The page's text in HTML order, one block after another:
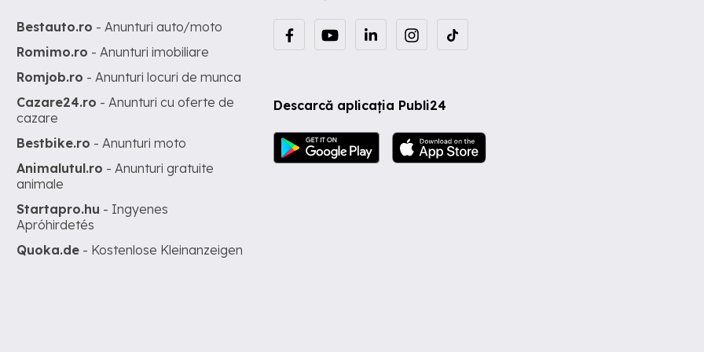
Descarcă aplicația Publi24
Bestauto.ro - Anunturi auto/moto
Romimo.ro - Anunturi imobiliare
Romjob.ro - Anunturi locuri de munca
Cazare24.ro - Anunturi cu oferte de
cazare
Bestbike.ro - Anunturi moto
Animalutul.ro - Anunturi gratuite
animale
Startapro.hu - Ingyenes
Apróhirdetés
Quoka.de - Kostenlose Kleinanzeigen